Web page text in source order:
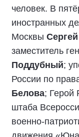
человек. В
иностранных
Москвы
заместитель
Поддубный;
России по
Белова; Герой
штаба
военно-